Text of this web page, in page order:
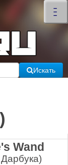
–
–
–
×
Искать
Wand